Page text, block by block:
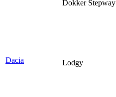
Dacia
Dokker Stepway
Lodgy